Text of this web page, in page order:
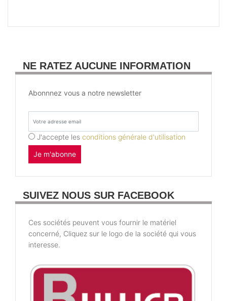
NE RATEZ AUCUNE INFORMATION
Abonnnez vous a notre newsletter
J'accepte les conditions générale d'utilisation
Je m'abonne
SUIVEZ NOUS SUR FACEBOOK
Ces sociétés peuvent vous fournir le matériel
concerné, Cliquez sur le logo de la société qui vous
interesse.